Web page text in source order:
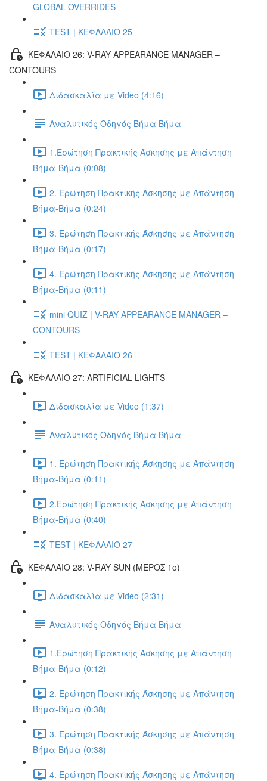
GLOBAL OVERRIDES
TEST | ΚΕΦΑΛΑΙΟ 25
ΚΕΦΑΛΑΙΟ 26: V-RAY APPEARANCE MANAGER –
CONTOURS
Διδασκαλία με Video (4:16)
Αναλυτικός Οδηγός Βήμα Βήμα
1.Ερώτηση Πρακτικής Άσκησης με Απάντηση
Βήμα-Βήμα (0:08)
2. Ερώτηση Πρακτικής Άσκησης με Απάντηση
Βήμα-Βήμα (0:24)
3. Ερώτηση Πρακτικής Άσκησης με Απάντηση
Βήμα-Βήμα (0:17)
4. Ερώτηση Πρακτικής Άσκησης με Απάντηση
Βήμα-Βήμα (0:11)
mini QUIZ | V-RAY APPEARANCE MANAGER –
CONTOURS
TEST | ΚΕΦΑΛΑΙΟ 26
ΚΕΦΑΛΑΙΟ 27: ARTIFICIAL LIGHTS
Διδασκαλία με Video (1:37)
Αναλυτικός Οδηγός Βήμα Βήμα
1. Ερώτηση Πρακτικής Άσκησης με Απάντηση
Βήμα-Βήμα (0:11)
2.Ερώτηση Πρακτικής Άσκησης με Απάντηση
Βήμα-Βήμα (0:40)
TEST | ΚΕΦΑΛΑΙΟ 27
ΚΕΦΑΛΑΙΟ 28: V-RAY SUN (ΜΕΡΟΣ 1o)
Διδασκαλία με Video (2:31)
Αναλυτικός Οδηγός Βήμα Βήμα
1.Ερώτηση Πρακτικής Άσκησης με Απάντηση
Βήμα-Βήμα (0:12)
2. Ερώτηση Πρακτικής Άσκησης με Απάντηση
Βήμα-Βήμα (0:38)
3. Ερώτηση Πρακτικής Άσκησης με Απάντηση
Βήμα-Βήμα (0:38)
4. Ερώτηση Πρακτικής Άσκησης με Απάντηση